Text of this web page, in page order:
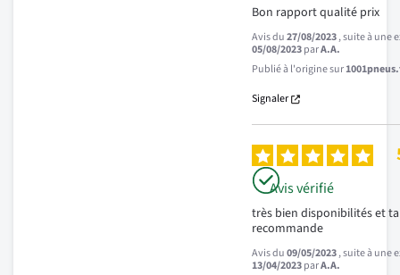
Bon rapport qualité prix
Avis du27/08/2023, suite à une
05/08/2023parA.A.
Publié à l'origine sur
Signaler
Avis vérifié
très bien disponibilités et
recommande
Avis du09/05/2023, suite à une
13/04/2023parA.A.